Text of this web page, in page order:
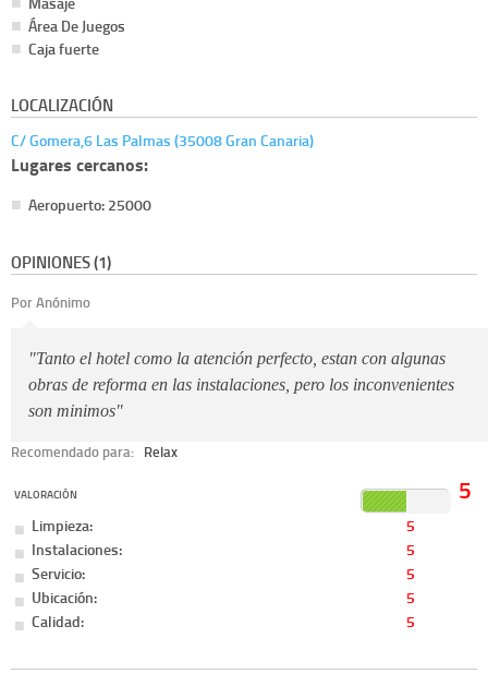
Área De Juegos
Caja fuerte
LOCALIZACIÓN
C/ Gomera,6 Las Palmas (35008 Gran Canaria)
Lugares cercanos:
Aeropuerto: 25000
OPINIONES (1)
Por Anónimo
"Tanto el hotel como la atención perfecto, estan con algunas
obras de reforma en las instalaciones, pero los inconvenientes
son minimos"
Recomendado para: Relax
VALORACIÓN 5
Limpieza:
5
Instalaciones:
5
Servicio:
5
Ubicación:
5
Calidad:
5